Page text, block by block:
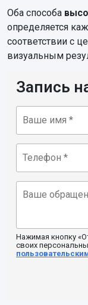
Оба способа
определяется
соответствии с
визуальным
Запись
Нажимая кнопку
своих